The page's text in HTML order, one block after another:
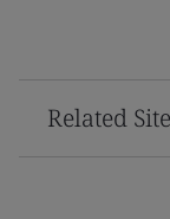
Related